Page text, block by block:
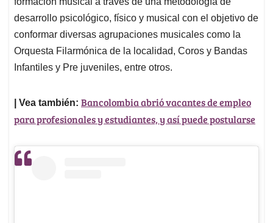
desarrollo psicológico, físico y musical con el objetivo de
conformar diversas agrupaciones musicales como la
Orquesta Filarmónica de la localidad, Coros y Bandas
Infantiles y Pre juveniles, entre otros.
| Vea también: Bancolombia abrió vacantes de empleo
para profesionales y estudiantes, y así puede postularse